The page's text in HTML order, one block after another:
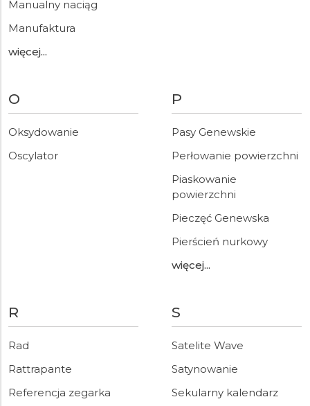
Manualny naciąg
Manufaktura
więcej...
O
Oksydowanie
Oscylator
P
Pasy Genewskie
Perłowanie powierzchni
Piaskowanie
powierzchni
Pieczęć Genewska
Pierścień nurkowy
więcej...
R
Rad
Rattrapante
Referencja zegarka
S
Satelite Wave
Satynowanie
Sekularny kalendarz